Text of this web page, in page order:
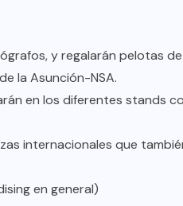
y regalarán pelotas de
la Asunción-NSA.
en los diferentes stands
internacionales que
en general)